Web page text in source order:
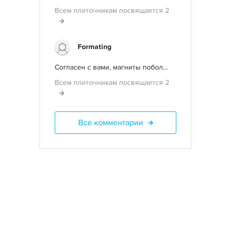
Всем плиточникам посвящается 2
Formating
Согласен с вами, магниты побол...
Всем плиточникам посвящается 2
Все комментарии